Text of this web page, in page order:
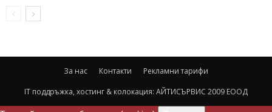
За нас Контакти
Рекламни тарифи
IT поддръжка, хостинг & колокация: АЙТИСЪРВИС 2009 ЕООД